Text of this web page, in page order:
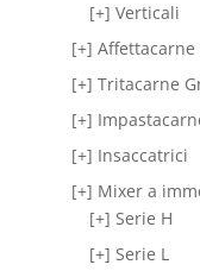
[+] Verticali
[+] Affettacarne
[+] Tritacarne
[+]
[+] Insaccatrici
[+] Mixer a
[+] Serie H
[+] Serie L